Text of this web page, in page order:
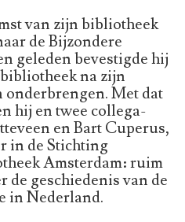
van zijn bibliotheek
de Bijzondere
geleden bevestigde hij
na zijn
onderbrengen. Met dat
hij en twee collega-
en Bart Cuperus,
in de Stichting
Amsterdam: ruim
de geschiedenis van de
in Nederland.